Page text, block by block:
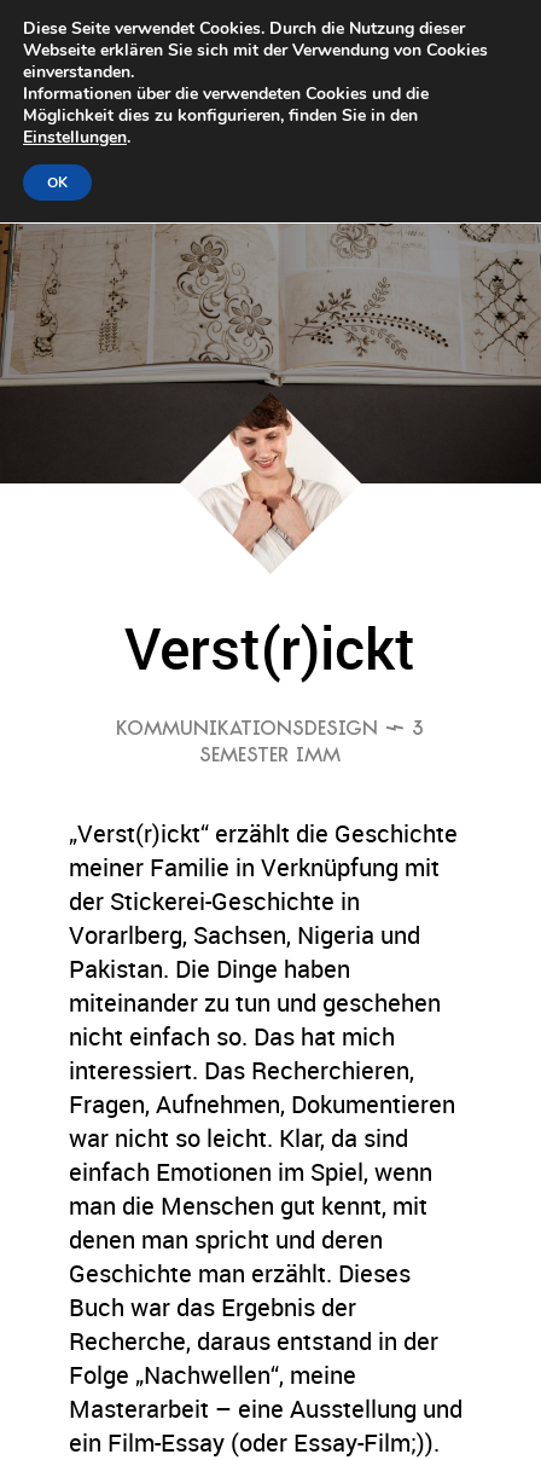
Verst(r)ickt
KOMMUNIKATIONSDESIGN  3
SEMESTER IMM
„Verst(r)ickt“ erzählt die Geschichte
meiner Familie in Verknüpfung mit
der Stickerei-Geschichte in
Vorarlberg, Sachsen, Nigeria und
Pakistan. Die Dinge haben
miteinander zu tun und geschehen
nicht einfach so. Das hat mich
interessiert. Das Recherchieren,
Fragen, Aufnehmen, Dokumentieren
war nicht so leicht. Klar, da sind
einfach Emotionen im Spiel, wenn
man die Menschen gut kennt, mit
denen man spricht und deren
Geschichte man erzählt. Dieses
Buch war das Ergebnis der
Recherche, daraus entstand in der
Folge „Nachwellen“, meine
Masterarbeit – eine Ausstellung und
ein Film-Essay (oder Essay-Film;)).
Diese Seite verwendet Cookies. Durch die Nutzung dieser
Webseite erklären Sie sich mit der Verwendung von Cookies
einverstanden.
Informationen über die verwendeten Cookies und die
Möglichkeit dies zu konfigurieren, finden Sie in den
Einstellungen.
OK